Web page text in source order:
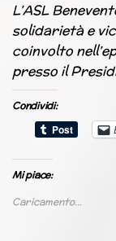
L’ASL
solidarietà e
coinvolto
presso il
Condividi:
Mi piace:
Caricamento...